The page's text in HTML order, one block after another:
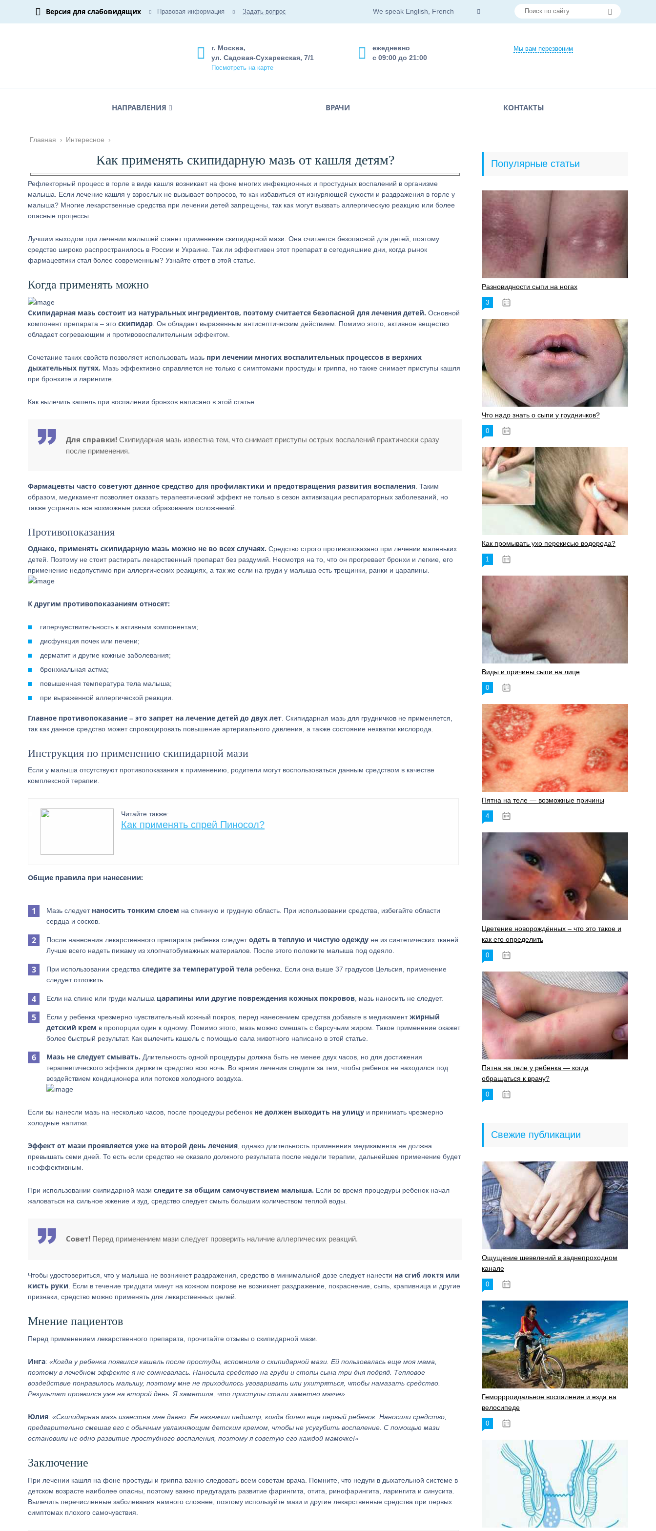
Версия для слабовидящих Правовая информация Задать вопрос We speak English, French
Мы вам перезвоним
ежедневно
с 09:00 до 21:00
г. Москва,
ул. Садовая-Сухаревская, 7/1
Посмотреть на карте
НАПРАВЛЕНИЯ ВРАЧИ КОНТАКТЫ
Главная › Интересное ›
Как применять скипидарную мазь от кашля детям?
Рефлекторный процесс в горле в виде кашля возникает на фоне многих инфекционных и простудных воспалений в организме
малыша. Если лечение кашля у взрослых не вызывает вопросов, то как избавиться от изнуряющей сухости и раздражения в горле у
малыша? Многие лекарственные средства при лечении детей запрещены, так как могут вызвать аллергическую реакцию или более
опасные процессы.
Лучшим выходом при лечении малышей станет применение скипидарной мази. Она считается безопасной для детей, поэтому
средство широко распространилось в России и Украине. Так ли эффективен этот препарат в сегодняшние дни, когда рынок
фармацевтики стал более современным? Узнайте ответ в этой статье.
Когда применять можно
Скипидарная мазь состоит из натуральных ингредиентов, поэтому считается безопасной для лечения детей. Основной
компонент препарата – это скипидар . Он обладает выраженным антисептическим действием. Помимо этого, активное вещество
обладает согревающим и противовоспалительным эффектом.
Сочетание таких свойств позволяет использовать мазь при лечении многих воспалительных процессов в верхних
дыхательных путях. Мазь эффективно справляется не только с симптомами простуды и гриппа, но также снимает приступы кашля
при бронхите и ларингите.
Как вылечить кашель при воспалении бронхов написано в этой статье.
Для справки! Скипидарная мазь известна тем, что снимает приступы острых воспалений практически сразу
после применения.
Фармацевты часто советуют данное средство для профилактики и предотвращения развития воспаления . Таким
образом, медикамент позволяет оказать терапевтический эффект не только в сезон активизации респираторных заболеваний, но
также устранить все возможные риски образования осложнений.
Противопоказания
Однако, применять скипидарную мазь можно не во всех случаях. Средство строго противопоказано при лечении маленьких
детей. Поэтому не стоит растирать лекарственный препарат без раздумий. Несмотря на то, что он прогревает бронхи и легкие, его
применение недопустимо при аллергических реакциях, а так же если на груди у малыша есть трещинки, ранки и царапины.
К другим противопоказаниям относят:
гиперчувствительность к активным компонентам;
дисфункция почек или печени;
дерматит и другие кожные заболевания;
бронхиальная астма;
повышенная температура тела малыша;
при выраженной аллергической реакции.
Главное противопоказание – это запрет на лечение детей до двух лет . Скипидарная мазь для грудничков не применяется,
так как данное средство может спровоцировать повышение артериального давления, а также состояние нехватки кислорода.
Инструкция по применению скипидарной мази
Если у малыша отсутствуют противопоказания к применению, родители могут воспользоваться данным средством в качестве
комплексной терапии.
Читайте также:
Как применять спрей Пиносол?
Общие правила при нанесении:
Мазь следует наносить тонким слоем на спинную и грудную область. При использовании средства, избегайте области
сердца и сосков.
После нанесения лекарственного препарата ребенка следуетодеть в теплую и чистую одежду не из синтетических тканей.
Лучше всего надеть пижаму из хлопчатобумажных материалов. После этого положите малыша под одеяло.
При использовании средства следите за температурой тела ребенка. Если она выше 37 градусов Цельсия, применение
следует отложить.
Если на спине или груди малыша царапины или другие повреждения кожных покровов , мазь наносить не следует.
Если у ребенка чрезмерно чувствительный кожный покров, перед нанесением средства добавьте в медикаментжирный
детский крем в пропорции один к одному. Помимо этого, мазь можно смешать с барсучьим жиром. Такое применение окажет
более быстрый результат. Как вылечить кашель с помощью сала животного написано в этой статье.
Мазь не следует смывать. Длительность одной процедуры должна быть не менее двух часов, но для достижения
терапевтического эффекта держите средство всю ночь. Во время лечения следите за тем, чтобы ребенок не находился под
воздействием кондиционера или потоков холодного воздуха.
Если вы нанесли мазь на несколько часов, после процедуры ребенок не должен выходить на улицу и принимать чрезмерно
холодные напитки.
Эффект от мази проявляется уже на второй день лечения , однако длительность применения медикамента не должна
превышать семи дней. То есть если средство не оказало должного результата после недели терапии, дальнейшее применение будет
неэффективным.
При использовании скипидарной мази следите за общим самочувствием малыша. Если во время процедуры ребенок начал
жаловаться на сильное жжение и зуд, средство следует смыть большим количеством теплой воды.
Совет! Перед применением мази следует проверить наличие аллергических реакций.
Чтобы удостовериться, что у малыша не возникнет раздражения, средство в минимальной дозе следует нанести на сгиб локтя или
кисть руки . Если в течение тридцати минут на кожном покрове не возникнет раздражение, покраснение, сыпь, крапивница и другие
признаки, средство можно применять для лекарственных целей.
Мнение пациентов
Перед применением лекарственного препарата, прочитайте отзывы о скипидарной мази.
Инга: «Когда у ребенка появился кашель после простуды, вспомнила о скипидарной мази. Ей пользовалась еще моя мама,
поэтому в лечебном эффекте я не сомневалась. Наносила средство на груди и стопы сына три дня подряд. Тепловое
воздействие понравилось малышу, поэтому мне не приходилось уговаривать или ухитряться, чтобы намазать средство.
Результат проявился уже на второй день. Я заметила, что приступы стали заметно мягче».
Юлия: «Скипидарная мазь известна мне давно. Ее назначил педиатр, когда болел еще первый ребенок. Наносили средство,
предварительно смешав его с обычным увлажняющим детским кремом, чтобы не усугубить воспаление. С помощью мази
остановили не одно развитие простудного воспаления, поэтому я советую его каждой мамочке!»
Заключение
При лечении кашля на фоне простуды и гриппа важно следовать всем советам врача. Помните, что недуги в дыхательной системе в
детском возрасте наиболее опасны, поэтому важно предугадать развитие фарингита, отита, ринофарингита, ларингита и синусита.
Вылечить перечисленные заболевания намного сложнее, поэтому используйте мази и другие лекарственные средства при первых
симптомах плохого самочувствия.
Популярные статьи
Разновидности сыпи на ногах
3
Что надо знать о сыпи у грудничков?
0
Как промывать ухо перекисью водорода?
1
Виды и причины сыпи на лице
0
Пятна на теле — возможные причины
4
Цветение новорождённых – что это такое и
как его определить
0
Пятна на теле у ребенка — когда
обращаться к врачу?
0
Свежие публикации
Ощущение шевелений в заднепроходном
канале
0
Геморрроидальное воспаление и езда на
велосипеде
0